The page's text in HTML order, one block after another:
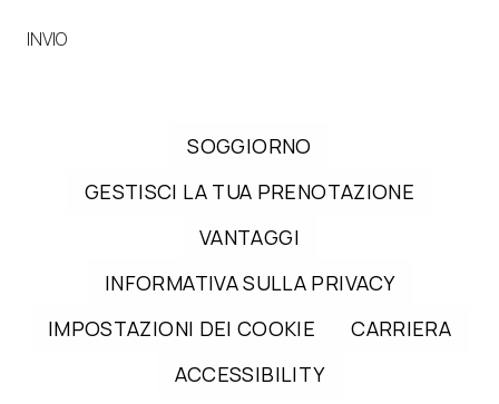
INVIO
SOGGIORNO
GESTISCI LA TUA PRENOTAZIONE
VANTAGGI
INFORMATIVA SULLA PRIVACY
IMPOSTAZIONI DEI COOKIE
CARRIERA
ACCESSIBILITY